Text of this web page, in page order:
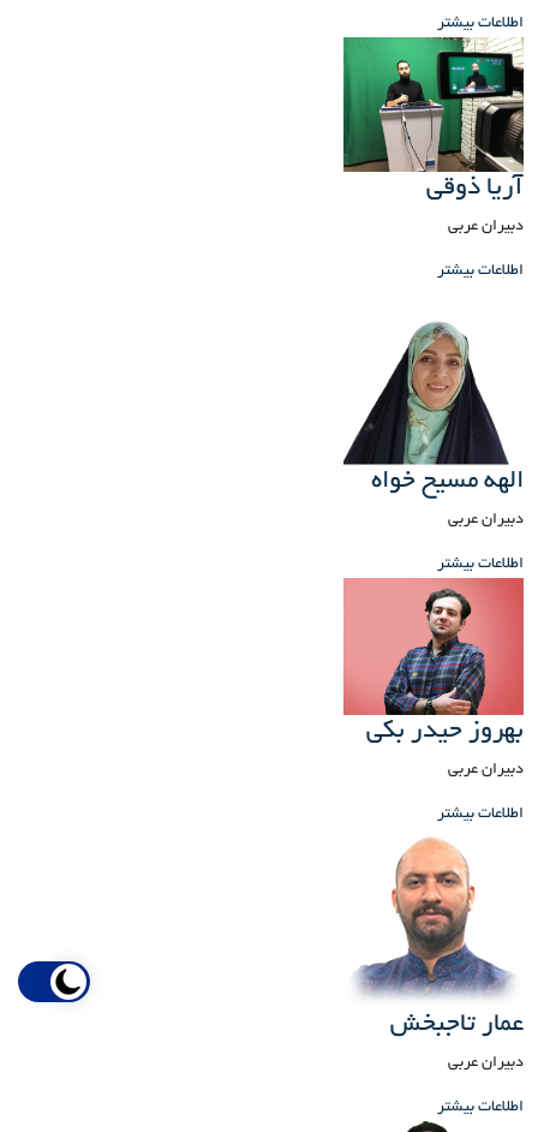
اطلاعات بیشتر
آریا ذوقی
دبیران عربی
اطلاعات بیشتر
الهه مسیح خواه
دبیران عربی
اطلاعات بیشتر
بهروز حیدر بکی
دبیران عربی
اطلاعات بیشتر
عمار تاجبخش
دبیران عربی
اطلاعات بیشتر